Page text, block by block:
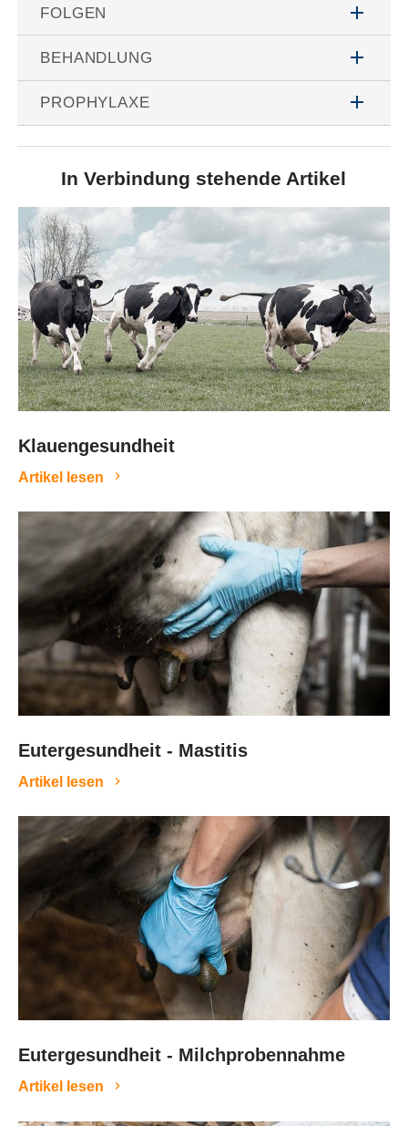
FOLGEN add
BEHANDLUNG add
PROPHYLAXE add
In Verbindung stehende Artikel
Klauengesundheit
Artikel lesen
Eutergesundheit - Mastitis
Artikel lesen
Eutergesundheit - Milchprobennahme
Artikel lesen